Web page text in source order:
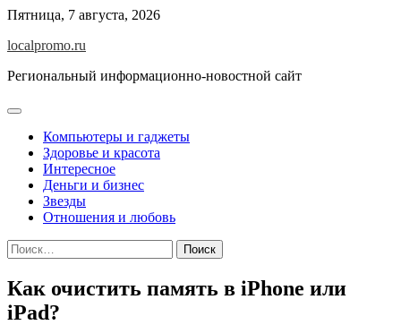
Перейти
содержимому
Пятница, 7 августа, 2026
localpromo.ru
Региональный информационно-новостной сайт
Компьютеры и гаджеты
Здоровье и красота
Интересное
Деньги и бизнес
Звезды
Отношения и любовь
Найти:
Как очистить память в iPhone или
iPad?